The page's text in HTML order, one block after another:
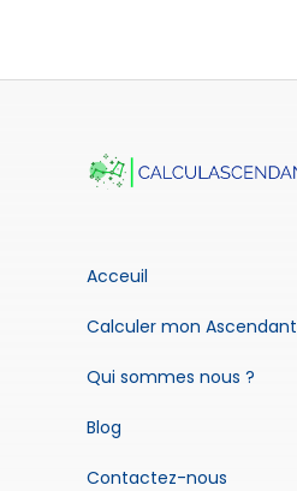
Acceuil
Calculer mon Ascendant
Qui sommes nous ?
Blog
Contactez-nous